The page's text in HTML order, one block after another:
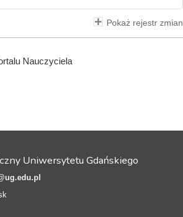
Pokaż rejestr zmian
Nauczyciela
Uniwersytetu Gdańskiego